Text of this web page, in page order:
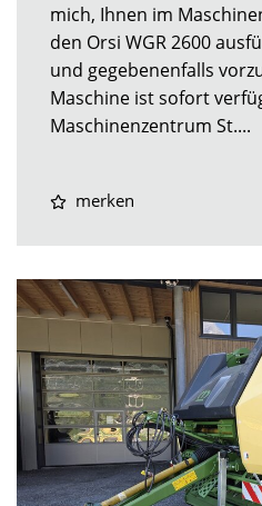
mich, Ihnen im
den Orsi WGR 2600
und gegebenenfalls
Maschine ist sofort
Maschinenzentrum St....
merken